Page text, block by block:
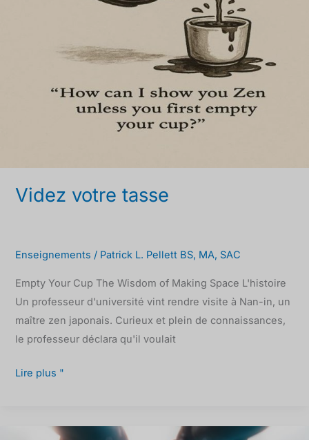
Videz votre tasse
Enseignements / Patrick L. Pellett BS, MA, SAC
Empty Your Cup The Wisdom of Making Space L'histoire
Un professeur d'université vint rendre visite à Nan-in, un
maître zen japonais. Curieux et plein de connaissances,
le professeur déclara qu'il voulait
Lire plus "